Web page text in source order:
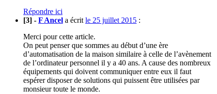
Répondre ici
[3] - F Ancel a écrit le 25 juillet 2015 :
Merci pour cette article.
On peut penser que sommes au début d’une ère
d’automatisation de la maison similaire à celle de l’avènement
de l’ordinateur personnel il y a 40 ans. A cause des nombreux
équipements qui doivent communiquer entre eux il faut
espérer disposer de solutions qui puissent être utilisées par
monsieur toute le monde.